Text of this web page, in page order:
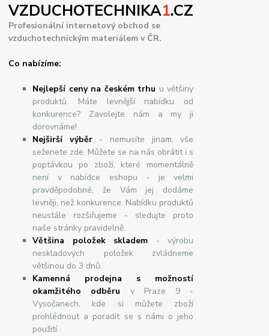
VZDUCHOTECHNIKA1.CZ
Profesionální internetový obchod se
vzduchotechnickým materiálem v ČR.
Co nabízíme:
Nejlepší ceny na českém trhu u většiny
produktů. Máte levnější nabídku od
konkurence? Zavolejte nám a my ji
dorovnáme!
Nejširšívýběr- nemusíte jinam, vše
seženete zde. Můžete se na nás obrátit i s
poptávkou po zboží, které momentálně
není v nabídce eshopu - je velmi
pravděpodobné, že Vám jej dodáme
levněji, než konkurence. Nabídku produktů
neustále rozšiřujeme - sledujte proto
naše stránky pravidelně.
Většina položek skladem - výrobu
neskladových položek zvládneme
většinou do 3 dnů.
Kamenná prodejna s možností
okamžitého odběru v Praze 9 -
Vysočanech, kde si můžete zboží
prohlédnout a poradit se s námi o jeho
použití.